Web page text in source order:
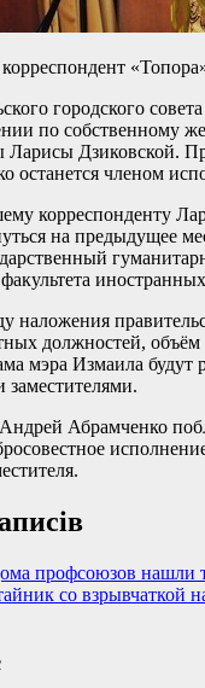
городского
по собственному
Ларисы Дзиковской.
останется членом
корреспонденту
на предыдущее
наложения
должностей,
мэра Измаила будут
Абрамченко
профсоюзов
со взрывчаткой